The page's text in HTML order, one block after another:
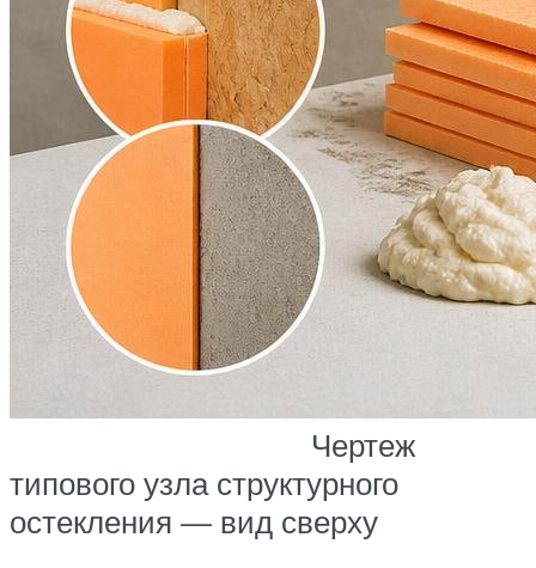
Чертеж
типового узла структурного
остекления — вид сверху